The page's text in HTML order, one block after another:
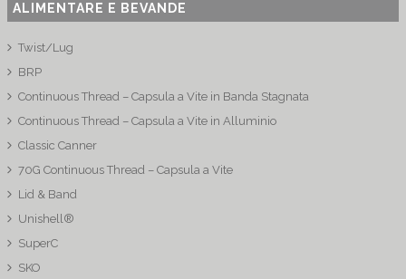
ALIMENTARE E BEVANDE
Twist/Lug
BRP
Continuous Thread – Capsula a Vite in Banda Stagnata
Continuous Thread – Capsula a Vite in Alluminio
Classic Canner
70G Continuous Thread – Capsula a Vite
Lid & Band
Unishell®
SuperC
SKO